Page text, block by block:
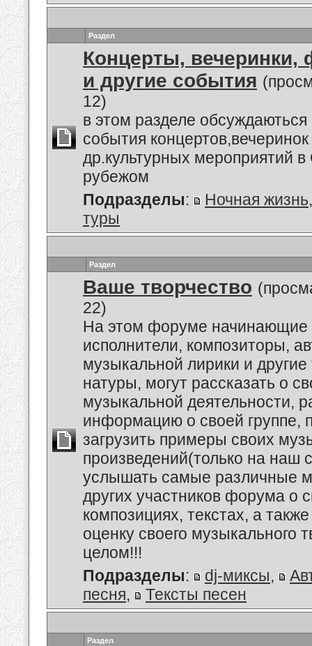
Раздел
Концерты, вечеринки,
и другие события
12)
в этом разделе
события
др.культурных мероприятий
рубежом
Подразделы: Ночная жизнь
туры
Раздел
Ваше творчество
22)
На этом форуме начинающие
исполнители, композиторы,
музыкальной лирики и другие
натуры, могут рассказать о
музыкальной деятельности,
информацию о своей группе,
загрузить примеры своих
произведений(только на наш
услышать самые различные
других участников форума о
композициях, текстах, а
оценку своего музыкального
целом!!!
Подразделы: dj-миксы,
песня, Тексты песен
Раздел